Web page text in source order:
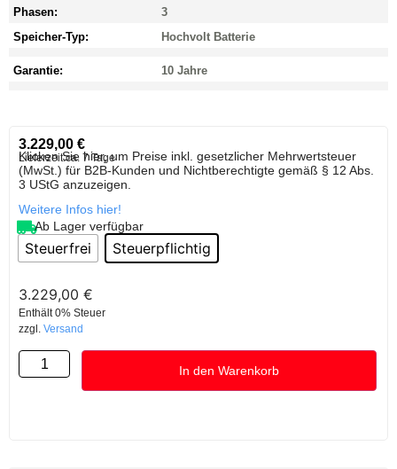
Phasen:
3
Speicher-Typ:
Hochvolt Batterie
Garantie: 10 Jahre
3.229,00 €
Lieferzeit:ca. 7 Tage
Klicken Sie hier, um Preise inkl. gesetzlicher Mehrwertsteuer
(MwSt.) für B2B-Kunden und Nichtberechtigte gemäß § 12 Abs.
3 UStG anzuzeigen.
Weitere Infos hier!
Ab Lager verfügbar
Steuerfrei Steuerpflichtig
3.229,00 €
Enthält 0% Steuer
zzgl. Versand
In den Warenkorb